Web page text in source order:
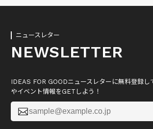
ニュースレター
NEWSLETTER
IDEAS FOR GOODニュースレターに無料登録し
やイベント情報をGETしよう！
